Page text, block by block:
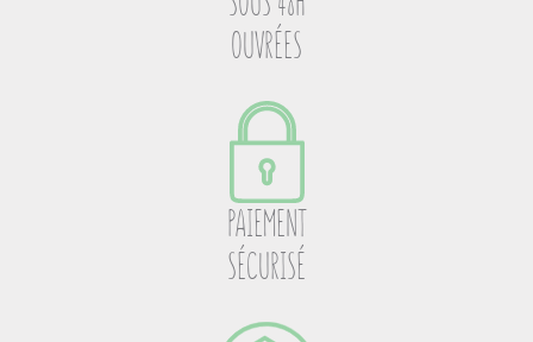
OUVRÉES
PAIEMENT
SÉCURISÉ